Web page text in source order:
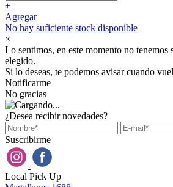
+
Agregar
No hay suficiente stock disponible
×
Lo sentimos, en este momento no tenemos
elegido.
Si lo deseas, te podemos avisar cuando
Notificarme
No gracias
¿Desea recibir novedades?
Suscribirme
Local Pick Up